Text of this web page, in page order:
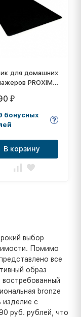
для домашних
PROXIMA
FBG
₽
бонусных
В корзину
выбор
Помимо
все
образ
bronze
изделие с
руб. рублей, что